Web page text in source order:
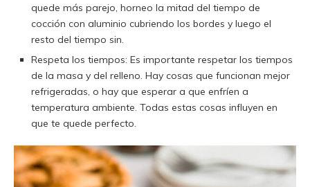
quede más parejo, horneo la mitad del tiempo de
cocción con aluminio cubriendo los bordes y luego el
resto del tiempo sin.
Respeta los tiempos: Es importante respetar los tiempos
de la masa y del relleno. Hay cosas que funcionan mejor
refrigeradas, o hay que esperar a que enfríen a
temperatura ambiente. Todas estas cosas influyen en
que te quede perfecto.